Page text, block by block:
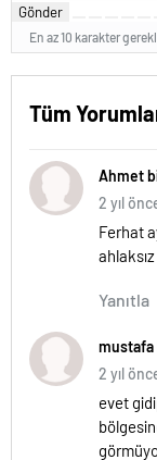
Gönder
En az 10 karakter
Tüm
Ahmet
2 yıl
Ferhat
Yanıtla
mustafa
2 yıl
evet